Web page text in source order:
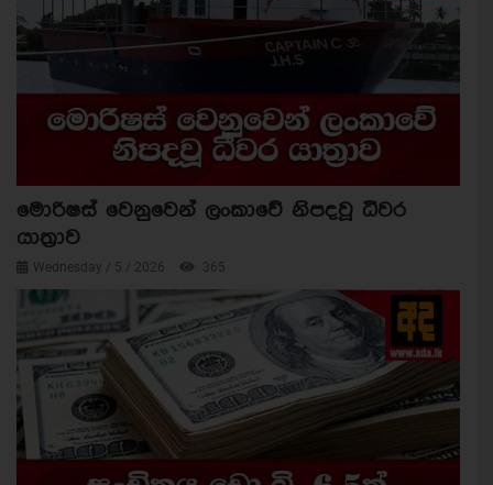
මොරිෂස් වෙනුවෙන් ලංකාවේ නිපදවූ ධීවර
යාත්‍රාව
Wednesday / 5 / 2026 365